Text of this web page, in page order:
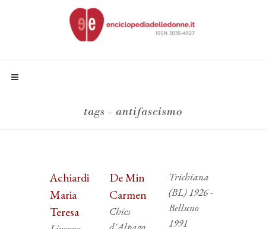
tags - antifascismo
Achiardi
Maria
Teresa
De Min
Carmen
Chies
Trichiana
(BL) 1926 -
Belluno
1991